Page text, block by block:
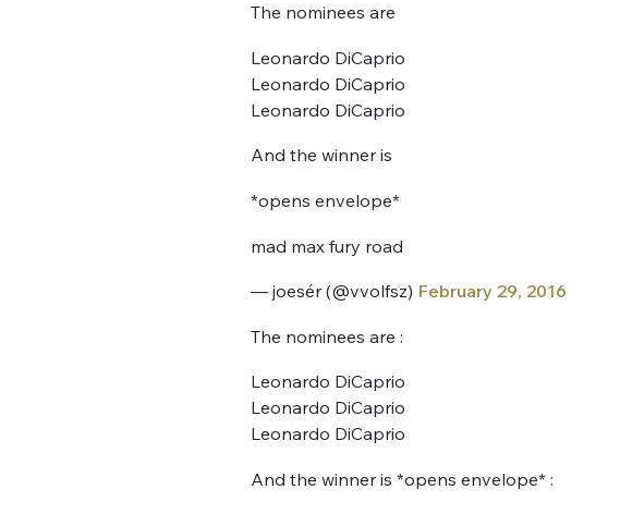
The nominees are
Leonardo DiCaprio
Leonardo DiCaprio
Leonardo DiCaprio
And the winner is
*opens envelope*
mad max fury road
— joesér (@vvolfsz) February 29, 2016
The nominees are :
Leonardo DiCaprio
Leonardo DiCaprio
Leonardo DiCaprio
And the winner is *opens envelope* :